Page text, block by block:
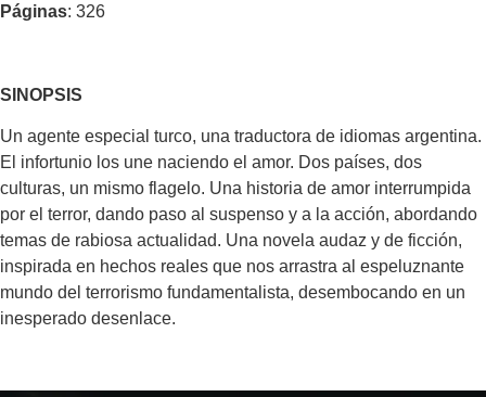
Páginas: 326
SINOPSIS
Un agente especial turco, una traductora de idiomas argentina.
El infortunio los une naciendo el amor. Dos países, dos
culturas, un mismo flagelo. Una historia de amor interrumpida
por el terror, dando paso al suspenso y a la acción, abordando
temas de rabiosa actualidad. Una novela audaz y de ficción,
inspirada en hechos reales que nos arrastra al espeluznante
mundo del terrorismo fundamentalista, desembocando en un
inesperado desenlace.